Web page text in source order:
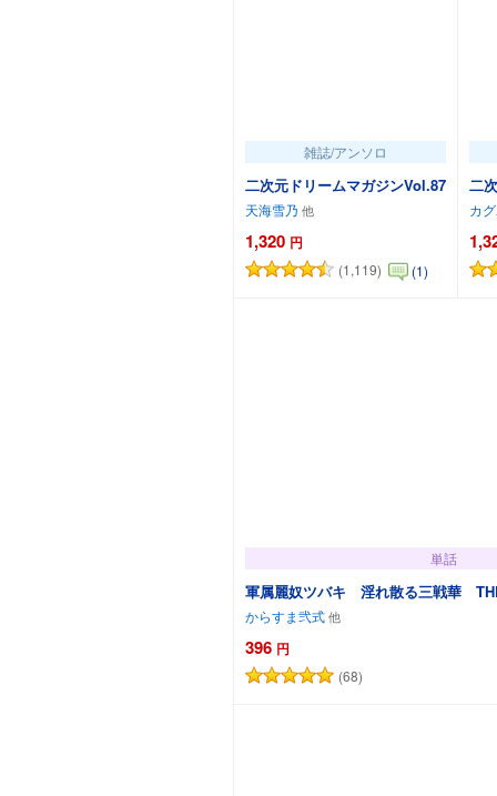
雑誌/アンソロ
二次元ドリームマガジンVol.87
天海雪乃
1,320 円
(1,119) (1)
カートに追加
二
カ
単話
軍属麗奴ツバキ 淫れ散る三戦華
からすま弐式
396 円
(68)